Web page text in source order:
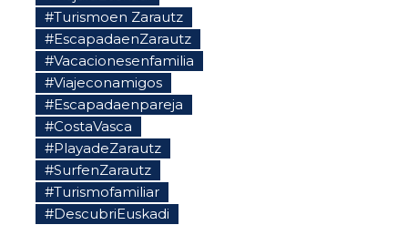
#Turismoen Zarautz
#EscapadaenZarautz
#Vacacionesenfamilia
#Viajeconamigos
#Escapadaenpareja
#CostaVasca
#PlayadeZarautz
#SurfenZarautz
#Turismofamiliar
#DescubriEuskadi